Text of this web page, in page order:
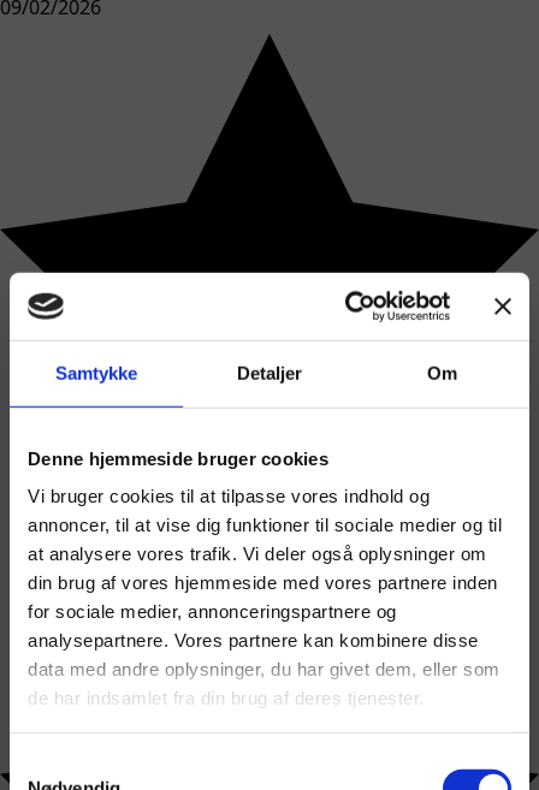
Samtykke Detaljer Om
Denne hjemmeside bruger cookies
Vi bruger cookies til at tilpasse vores indhold og
annoncer, til at vise dig funktioner til sociale medier og til
at analysere vores trafik. Vi deler også oplysninger om
din brug af vores hjemmeside med vores partnere inden
for sociale medier, annonceringspartnere og
analysepartnere. Vores partnere kan kombinere disse
data med andre oplysninger, du har givet dem, eller som
de har indsamlet fra din brug af deres tjenester.
09/02/2026